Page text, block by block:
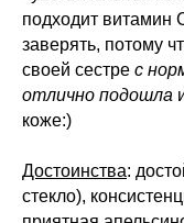
подходит витамин
заверять, потому
своей сестре с
отлично подошла
коже:)
Достоинства:
стекло),